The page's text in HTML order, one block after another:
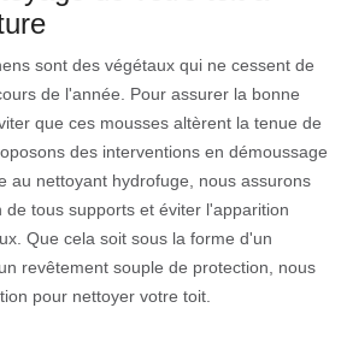
sont des végétaux qui ne cessent de
de l'année. Pour assurer la bonne
que ces mousses altèrent la tenue de
des interventions en démoussage
au nettoyant hydrofuge, nous assurons
de tous supports et éviter l'apparition
Que cela soit sous la forme d'un
revêtement souple de protection, nous
pour nettoyer votre toit.